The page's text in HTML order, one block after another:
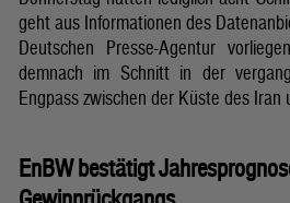
geht aus Informationen des
Deutschen Presse-Agentur
demnach im Schnitt in der
Engpass zwischen der Küste des Iran
EnBW bestätigt